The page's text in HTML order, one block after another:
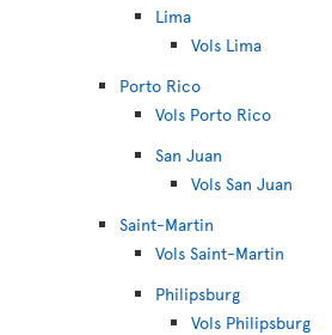
Lima
Vols Lima
Porto Rico
Vols Porto Rico
San Juan
Vols San Juan
Saint-Martin
Vols Saint-Martin
Philipsburg
Vols Philipsburg